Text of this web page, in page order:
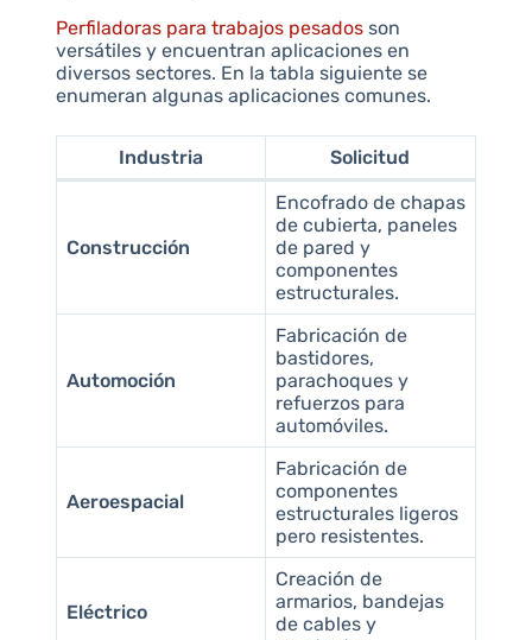
Perfiladoras para trabajos pesadosson
versátiles y encuentran aplicaciones en
diversos sectores. En la tabla siguiente se
enumeran algunas aplicaciones comunes.
Industria Solicitud
Construcción
Encofrado de chapas
de cubierta, paneles
de pared y
componentes
estructurales.
Automoción
Fabricación de
bastidores,
parachoques y
refuerzos para
automóviles.
Aeroespacial
Fabricación de
componentes
estructurales ligeros
pero resistentes.
Eléctrico
Creación de
armarios, bandejas
de cables y